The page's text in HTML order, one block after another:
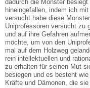
dadurch die Monster
hineingefallen, indem ich
versucht habe diese
Uniprofessoren versucht zu
und auf ihre Gefahren
möchte, um von den
mal auf dem Holzweg
rein intellektuellen und
zu erhalten für seinen Mut
besiegen und es besteht
Kräfte und Dämonen, die